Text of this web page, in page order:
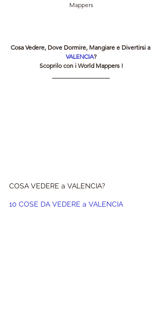
Mappers
Cosa Vedere, Dove Dormire, Mangiare e Divertirsi a
VALENCIA?
Scoprilo con i World Mappers !
COSA VEDERE a VALENCIA?
10 COSE DA VEDERE a VALENCIA